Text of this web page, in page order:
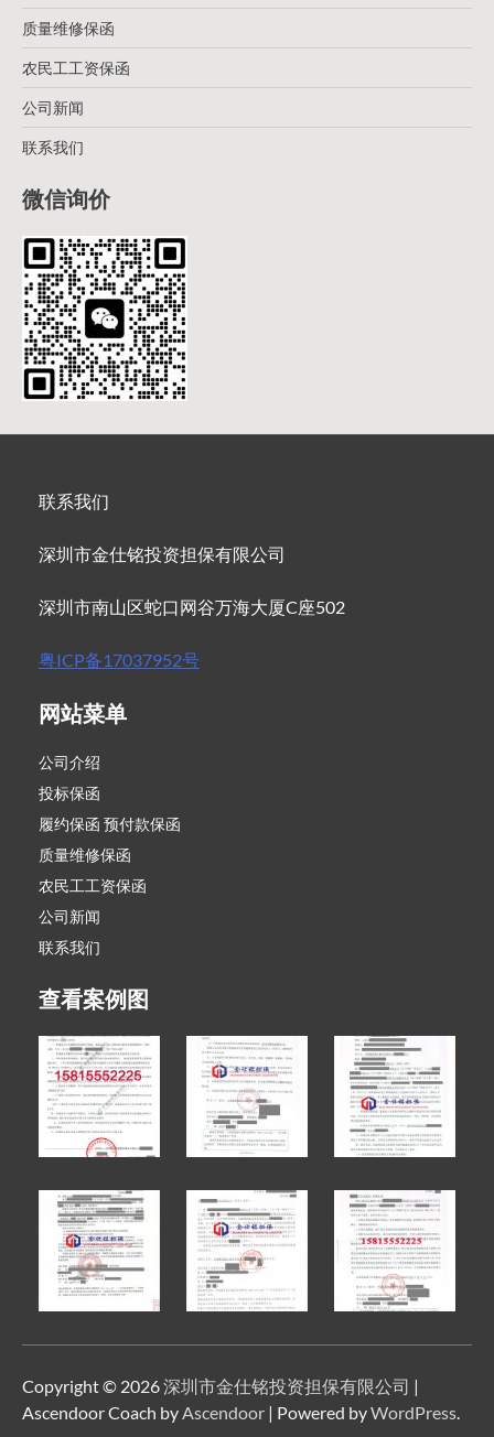
质量维修保函
农民工工资保函
公司新闻
联系我们
微信询价
联系我们
深圳市金仕铭投资担保有限公司
深圳市南山区蛇口网谷万海大厦C座502
粤ICP备17037952号
网站菜单
公司介绍
投标保函
履约保函 预付款保函
质量维修保函
农民工工资保函
公司新闻
联系我们
查看案例图
Copyright © 2026深圳市金仕铭投资担保有限公司 |
Ascendoor Coach byAscendoor | Powered byWordPress.